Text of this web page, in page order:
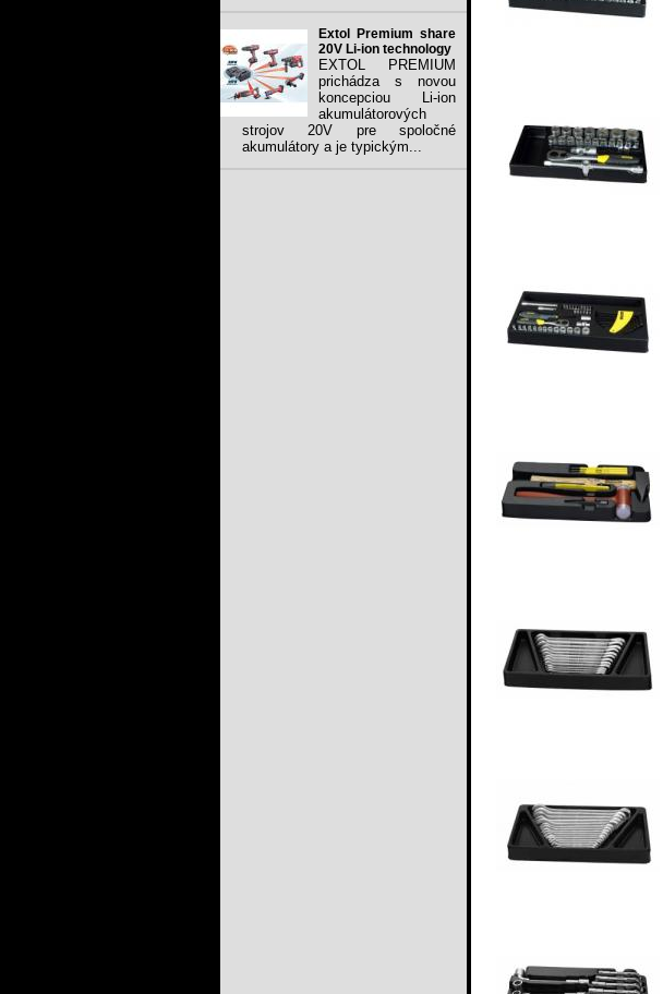
Extol Premium share
20V Li-ion technology
EXTOL PREMIUM
prichádza s novou
koncepciou Li-ion
akumulátorových
strojov 20V pre spoločné
akumulátory a je typickým...